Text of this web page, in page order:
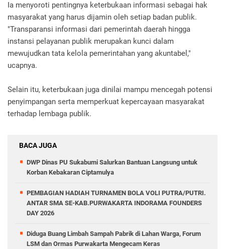
Ia menyoroti pentingnya keterbukaan informasi sebagai hak
masyarakat yang harus dijamin oleh setiap badan publik.
"Transparansi informasi dari pemerintah daerah hingga
instansi pelayanan publik merupakan kunci dalam
mewujudkan tata kelola pemerintahan yang akuntabel,"
ucapnya.
Selain itu, keterbukaan juga dinilai mampu mencegah potensi
penyimpangan serta memperkuat kepercayaan masyarakat
terhadap lembaga publik.
BACA JUGA
DWP Dinas PU Sukabumi Salurkan Bantuan Langsung untuk
Korban Kebakaran Ciptamulya
PEMBAGIAN HADIAH TURNAMEN BOLA VOLI PUTRA/PUTRI.
ANTAR SMA SE-KAB.PURWAKARTA INDORAMA FOUNDERS
DAY 2026
Diduga Buang Limbah Sampah Pabrik di Lahan Warga, Forum
LSM dan Ormas Purwakarta Mengecam Keras